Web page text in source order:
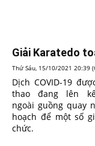
Giải Karatedo
Thứ Sáu, 15/10/2021 20:39
Dịch COVID-19
thao đang lên
ngoài guồng quay
hoạch để một số
chức.